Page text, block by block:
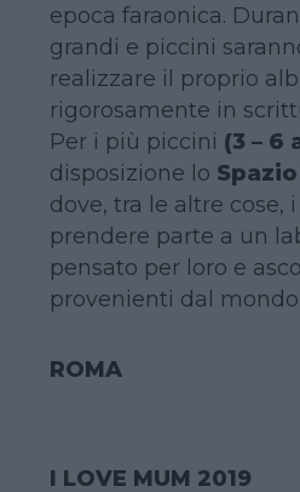
epoca faraonica.
grandi e piccini
realizzare il proprio
rigorosamente in
Per i più piccini (3 – 6
disposizione lo
dove, tra le altre cose,
prendere parte a un
pensato per loro e
provenienti dal
ROMA
I LOVE MUM 2019